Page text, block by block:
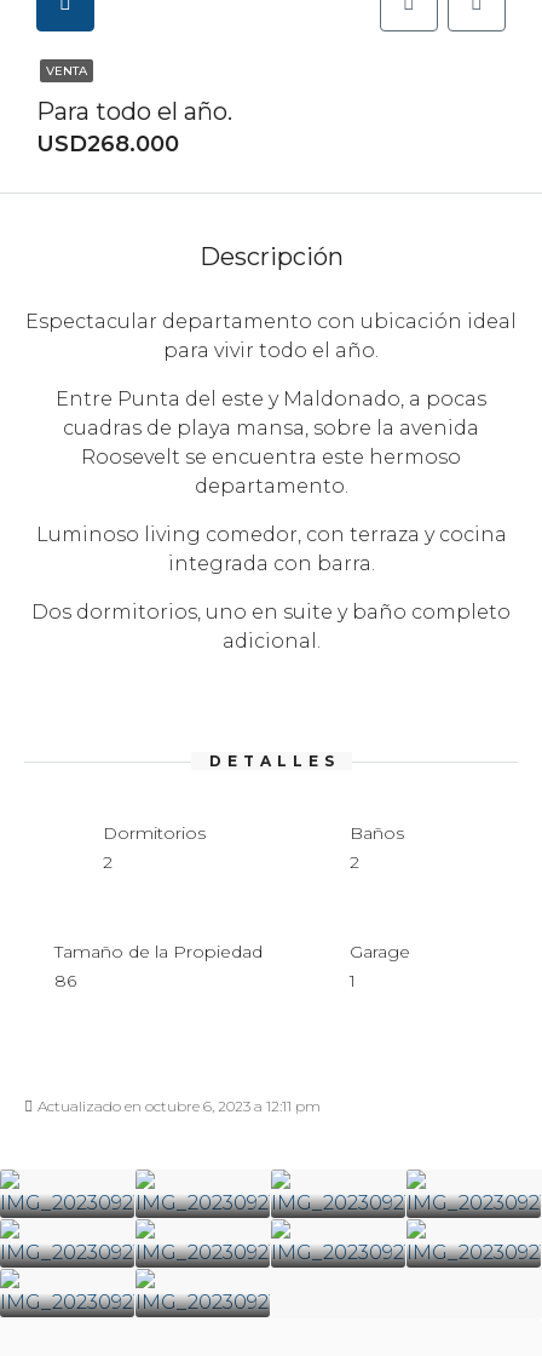
VENTA
Para todo el año.
USD268.000
Descripción
Espectacular departamento con ubicación ideal
para vivir todo el año.
Entre Punta del este y Maldonado, a pocas
cuadras de playa mansa, sobre la avenida
Roosevelt se encuentra este hermoso
departamento.
Luminoso living comedor, con terraza y cocina
integrada con barra.
Dos dormitorios, uno en suite y baño completo
adicional.
DETALLES
Dormitorios
2
Baños
2
Tamaño de la Propiedad
86
Garage
1
Actualizado en octubre 6, 2023 a 12:11 pm